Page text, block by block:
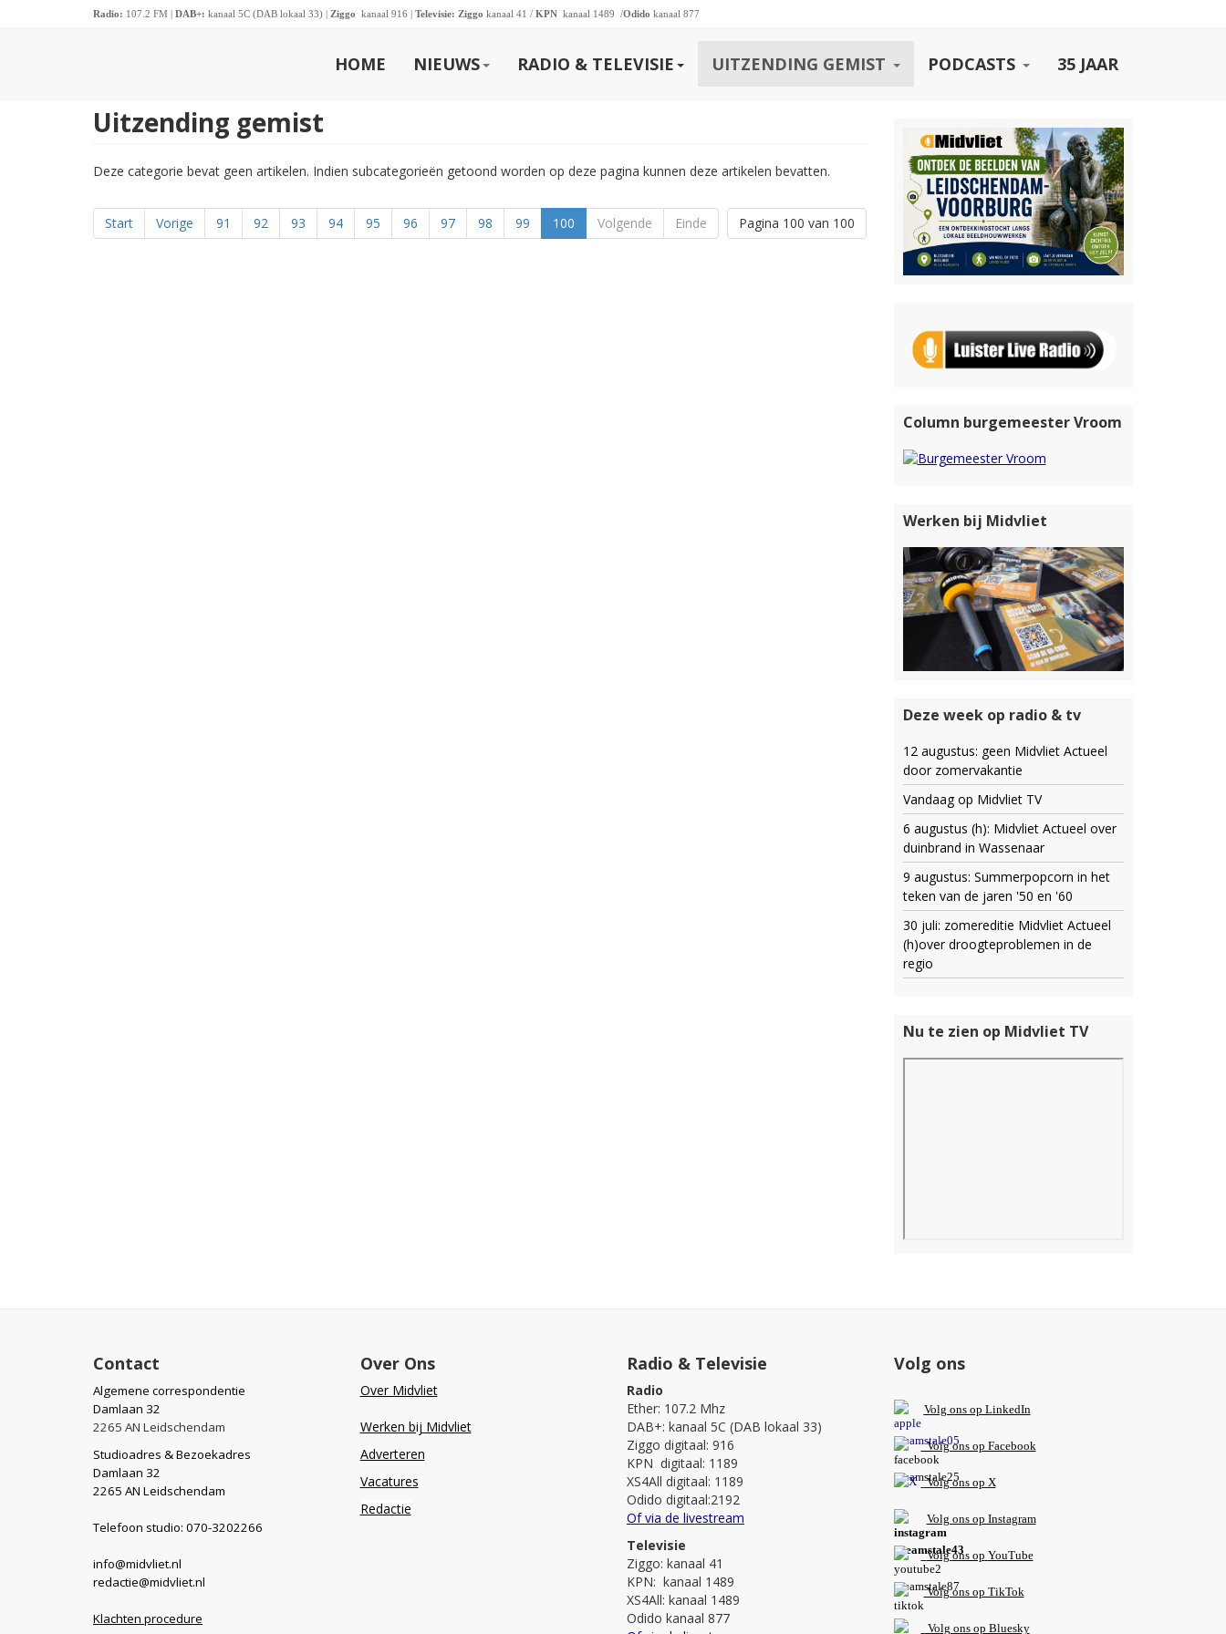
Radio: 107.2 FM | DAB+: kanaal 5C (DAB lokaal 33) | Ziggo kanaal 916 | Televisie: Ziggo kanaal 41 / KPN kanaal 1489 /Odido kanaal 877
HOME NIEUWS RADIO & TELEVISIE UITZENDING GEMIST PODCASTS 35 JAAR
Uitzending gemist
Deze categorie bevat geen artikelen. Indien subcategorieën getoond worden op deze pagina kunnen deze artikelen bevatten.
Pagina 100 van 100
Start Vorige 91 92 93 94 95 96 97 98 99 100 Volgende Einde
Column burgemeester Vroom
Werken bij Midvliet
Deze week op radio & tv
12 augustus: geen Midvliet Actueel
door zomervakantie
Vandaag op Midvliet TV
6 augustus (h): Midvliet Actueel over
duinbrand in Wassenaar
9 augustus: Summerpopcorn in het
teken van de jaren '50 en '60
30 juli: zomereditie Midvliet Actueel
(h)over droogteproblemen in de
regio
Nu te zien op Midvliet TV
Contact
Algemene correspondentie
Damlaan 32
2265 AN Leidschendam
Studioadres & Bezoekadres
Damlaan 32
2265 AN Leidschendam
Telefoon studio: 070-3202266
info@midvliet.nl
redactie@midvliet.nl
Klachten procedure
Over Ons
Over Midvliet
Werken bij Midvliet
Adverteren
Vacatures
Redactie
Radio & Televisie
Radio
Ether: 107.2 Mhz
DAB+: kanaal 5C (DAB lokaal 33)
Ziggo digitaal: 916
KPN digitaal: 1189
XS4All digitaal: 1189
Odido digitaal:2192
Of via de livestream
Televisie
Ziggo: kanaal 41
KPN: kanaal 1489
XS4All: kanaal 1489
Odido kanaal 877
Volg ons
Volg ons op LinkedIn
Volg ons op Facebook
Volg ons op X
Volg ons op Instagram
Volgons op YouTube
Volg ons op TikTok
Volg ons op Bluesky